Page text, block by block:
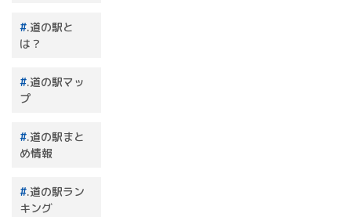
.道の駅と
は？
.道の駅マッ
プ
.道の駅まと
め情報
.道の駅ラン
キング